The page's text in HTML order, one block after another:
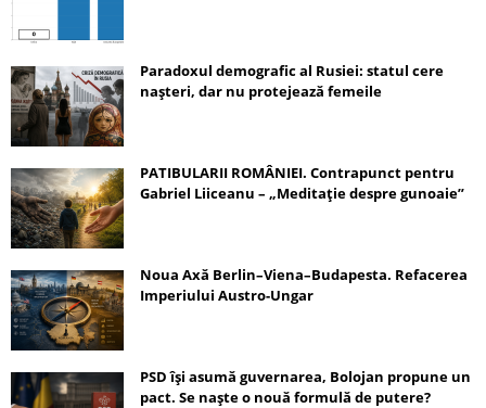
Paradoxul demografic al Rusiei: statul cere
nașteri, dar nu protejează femeile
PATIBULARII ROMÂNIEI. Contrapunct pentru
Gabriel Liiceanu – „Meditație despre gunoaie”
Noua Axă Berlin–Viena–Budapesta. Refacerea
Imperiului Austro-Ungar
PSD își asumă guvernarea, Bolojan propune un
pact. Se naște o nouă formulă de putere?